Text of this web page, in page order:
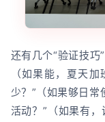
还有几个“验证技巧
（如果能，夏天
少？”（如果够日常
活动？”（如果有